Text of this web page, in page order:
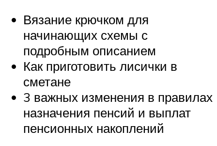
Вязание крючком для
начинающих схемы с
подробным описанием
Как приготовить лисички в
сметане
3 важных изменения в правилах
назначения пенсий и выплат
пенсионных накоплений